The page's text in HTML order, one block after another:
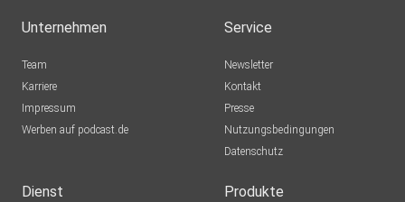
Unternehmen
Team
Karriere
Impressum
Werben auf podcast.de
Service
Newsletter
Kontakt
Presse
Nutzungsbedingungen
Datenschutz
Dienst Produkte